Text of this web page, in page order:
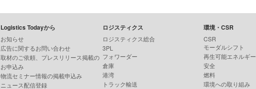
Logistics Todayから
お知らせ
広告に関するお問い合わせ
取材のご依頼、プレスリリース掲載の
お申込み
物流セミナー情報の掲載申込み
ニュース配信登録
ロジスティクス
ロジスティクス総合
3PL
フォワーダー
倉庫
港湾
トラック輸送
環境・CSR
CSR
モーダルシフト
再生可能エネルギー
安全
燃料
環境への取り組み